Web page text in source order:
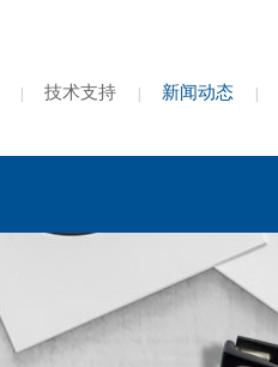
技术支持 新闻动态